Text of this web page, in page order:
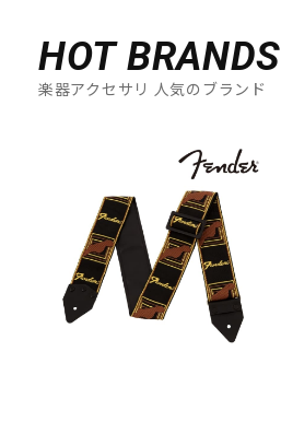
HOT BRANDS
楽器アクセサリ 人気のブランド